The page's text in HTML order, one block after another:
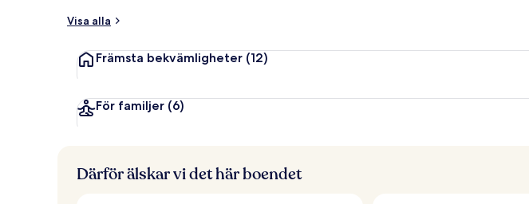
Visa alla
Främsta bekvämligheter (12)
För familjer (6)
Därför älskar vi det här boendet